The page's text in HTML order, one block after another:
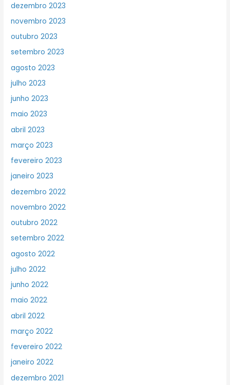
dezembro 2023
novembro 2023
outubro 2023
setembro 2023
agosto 2023
julho 2023
junho 2023
maio 2023
abril 2023
março 2023
fevereiro 2023
janeiro 2023
dezembro 2022
novembro 2022
outubro 2022
setembro 2022
agosto 2022
julho 2022
junho 2022
maio 2022
abril 2022
março 2022
fevereiro 2022
janeiro 2022
dezembro 2021